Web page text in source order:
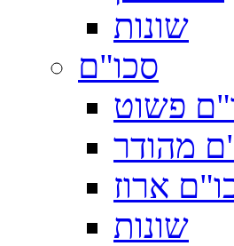
שונות
סכו"ם
פשוט
מהודר
ארוז
שונות